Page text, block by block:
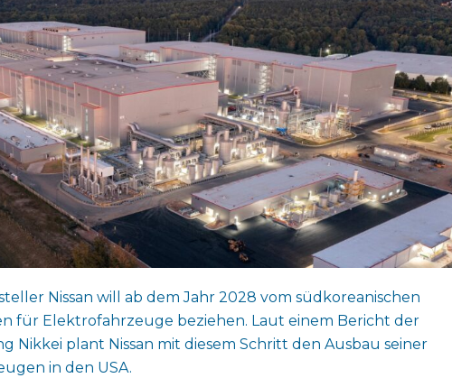
Nissan will ab dem Jahr 2028 vom südkoreanischen
für Elektrofahrzeuge beziehen. Laut einem Bericht der
Nikkei plant Nissan mit diesem Schritt den Ausbau seiner
in den USA.